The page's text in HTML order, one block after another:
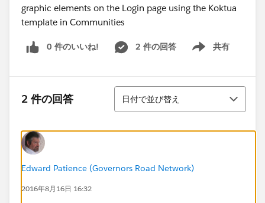
graphic elements on the Login page using the Koktua
template in Communities
0 件のいいね! 2 件の回答 共有
Show menu
2 件の回答
並び替え
日付で並び替え
Edward Patience (Governors Road Network)
2016年8月16日 16:32